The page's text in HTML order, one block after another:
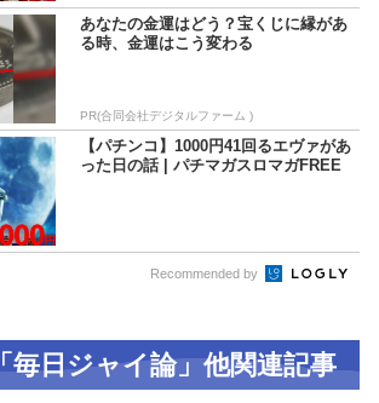
あなたの金運はどう？宝くじに縁があ
る時、金運はこう変わる
PR(合同会社デジタルファーム )
【パチンコ】1000円41回るエヴァがあ
った日の話 | パチマガスロマガFREE
Recommended by
毎日ジャイ論」他関連記事